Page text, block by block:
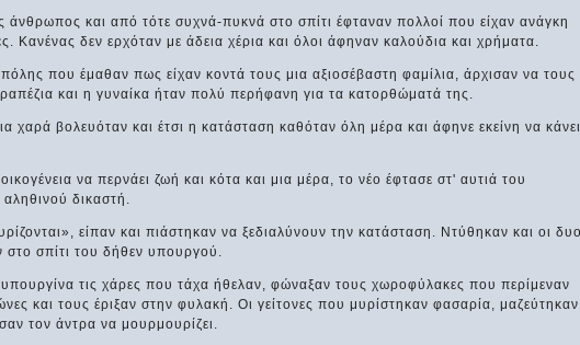
και από τότε συχνά-πυκνά στο σπίτι έφταναν πολλοί που είχαν ανάγκη
Κανένας δεν ερχόταν με άδεια χέρια και όλοι άφηναν καλούδια και χρήματα.
που έμαθαν πως είχαν κοντά τους μια αξιοσέβαστη φαμίλια, άρχισαν να τους
και η γυναίκα ήταν πολύ περήφανη για τα κατορθώματά της.
χαρά βολευόταν και έτσι η κατάσταση καθόταν όλη μέρα και άφηνε εκείνη να κάνει
να περνάει ζωή και κότα και μια μέρα, το νέο έφτασε στ' αυτιά του
δικαστή.
είπαν και πιάστηκαν να ξεδιαλύνουν την κατάσταση. Ντύθηκαν και οι
σπίτι του δήθεν υπουργού.
τις χάρες που τάχα ήθελαν, φώναξαν τους χωροφύλακες που περίμεναν
και τους έριξαν στην φυλακή. Οι γείτονες που μυρίστηκαν φασαρία, μαζεύτηκαν
τον άντρα να μουρμουρίζει.